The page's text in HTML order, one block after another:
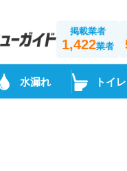
掲載業者
1,422業者
水漏れ トイレ